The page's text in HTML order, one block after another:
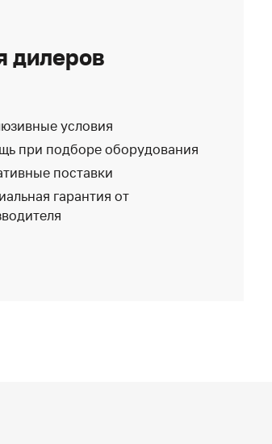
дилеров
условия
при подборе оборудования
поставки
гарантия от